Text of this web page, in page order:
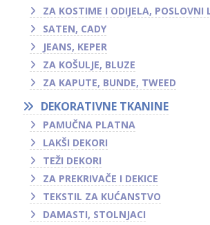
ZA KOSTIME I ODIJELA, POSLOVNI
SATEN, CADY
JEANS, KEPER
ZA KOŠULJE, BLUZE
ZA KAPUTE, BUNDE, TWEED
DEKORATIVNE TKANINE
PAMUČNA PLATNA
LAKŠI DEKORI
TEŽI DEKORI
ZA PREKRIVAČE I DEKICE
TEKSTIL ZA KUĆANSTVO
DAMASTI, STOLNJACI